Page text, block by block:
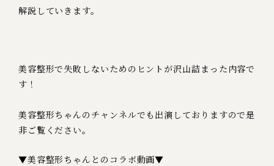
解説していきます。
美容整形で失敗しないためのヒントが沢山詰まった内容で
す！
美容整形ちゃんのチャンネルでも出演しておりますので是
非ご覧ください。
▼美容整形ちゃんとのコラボ動画▼